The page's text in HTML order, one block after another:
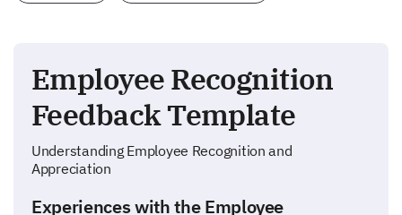
Employee Recognition
Feedback Template
Understanding Employee Recognition and
Appreciation
Experiences with the Employee